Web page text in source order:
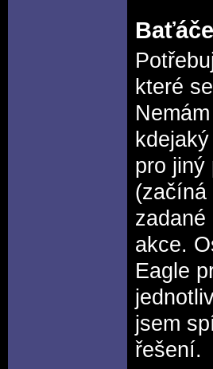
které
pro jiný
(začíná
akce.
Eagle
jsem
řešení.